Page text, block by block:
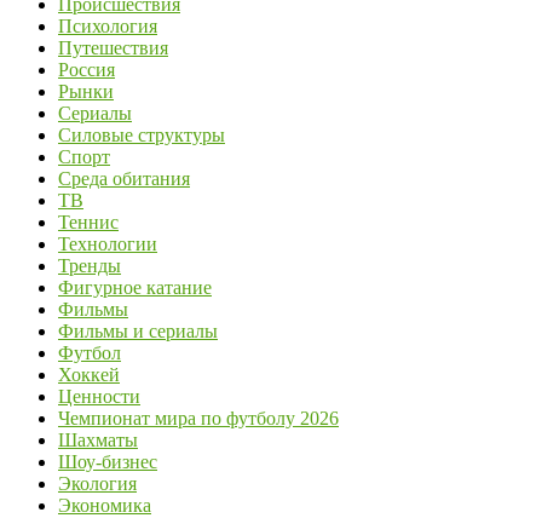
Происшествия
Психология
Путешествия
Россия
Рынки
Сериалы
Силовые структуры
Спорт
Среда обитания
ТВ
Теннис
Технологии
Тренды
Фигурное катание
Фильмы
Фильмы и сериалы
Футбол
Хоккей
Ценности
Чемпионат мира по футболу 2026
Шахматы
Шоу-бизнес
Экология
Экономика